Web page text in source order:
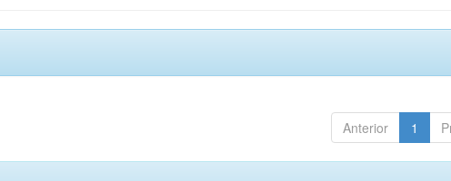
Anterior 1